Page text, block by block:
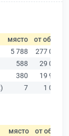
място от общо
5 788
277 019
588
29 067
380
19 939
7 1 008
място от общо